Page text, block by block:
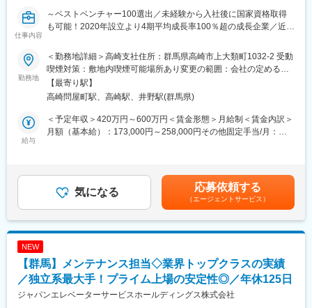
ンフラを支える仕事に携わりたい方を歓迎しております。
イシン株式会社が提供する法人向け有料会員制サービスです。
エントリーした企業の中から、厳正な審査のもと選出したベンチ
ャー企業100社が「ベストベンチャー100」として紹介されます。
変更の範囲：会社の定める業務
仕事内容
～ベストベンチャー100選出／未経験から入社後に国家資格取得
も可能！2020年設立より4期平均成長率100％超の成長企業／近年
当社は系統用蓄電所（大型蓄電池システム）および蓄電池設備 を
中心に、太陽光発電設備を含む再エネインフラの＜設計・調達・
施工＞を一貫して担うエンジニアリング企業です。
調査・設計から施工、技術管理、検査まで全プロセスを自社で統
合管理することで、蓄電池・太陽光それぞれの特性に応じた最適
なインフラ構築を実現しています。
未経験者も歓迎しており、教育体制と資格支援制度が充実してい
るため、基礎から技術を身につけていける環境です。
基礎習得は約3ヶ月。応用や専門性の高い知識も多く、将来的な需
・系統用蓄電池設備、太陽光設備の保守・点検業務
・使用前自己確認業務
・高圧耐圧試験、各種電気試験対応
・PCS、キュービクル、高圧機器等の点検・確認
勤務地
＜勤務地詳細＞高崎支社住所：群馬県高崎市上大類町1032-2 受動
喫煙対策：敷地内喫煙可能場所あり変更の範囲：会社の定める事
業所
【最寄り駅】
高崎問屋町駅、高崎駅、井野駅(群馬県)
給与
＜予定年収＞420万円～600万円＜賃金形態＞月給制＜賃金内訳＞
月額（基本給）：173,000円～258,000円その他固定手当/月：
無＞有＜残業手当＞有＜給与補足＞※その他固定手当には、調整手
当・工具手当、資格手当等が含まれます。■賞与：年2回（勤務成
績による）■決算賞与（年1回／業績による）賃金はあくまでも目
安の金額であり、選考を通じて上下する可能性があります。月給
(月額)は固定手当を含めた表記です。
気になる 応募依頼する
（エージェントサービス）
NEW
【群馬】メンテナンス担当◇業界トップクラスの実績
／独立系最大手！プライム上場の安定性◎／年休125日
ジャパンエレベーターサービスホールディングス株式会社